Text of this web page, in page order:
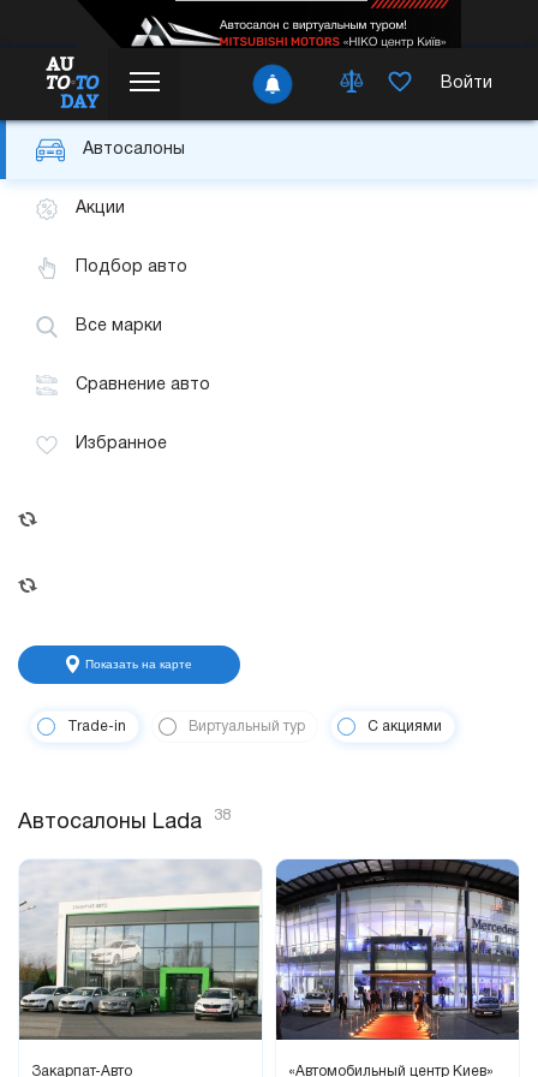
Войти
Автосалоны
Акции
Подбор авто
Все марки
Сравнение авто
Избранное
Показать на карте
Trade-in Виртуальный тур С акциями
Автосалоны Lada 38
Закарпат-Авто «Автомобильный центр Киев»